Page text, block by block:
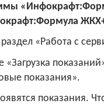
«Работа с
«Загрузка
показания».
показания.